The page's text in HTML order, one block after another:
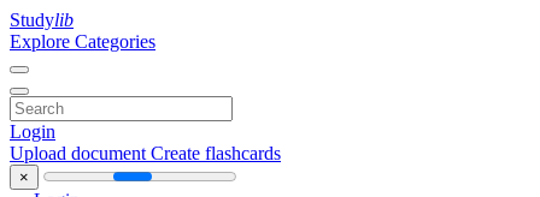
Studylib
Explore Categories
Login
Upload document Create flashcards
×